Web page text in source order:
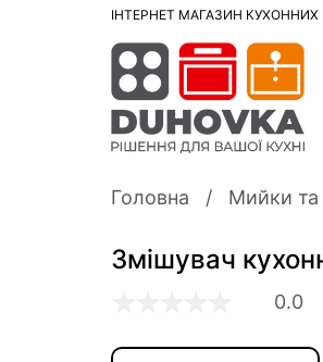
ІНТЕРНЕТ МАГАЗИН
Головна Мийки та
Змішувач
0.0